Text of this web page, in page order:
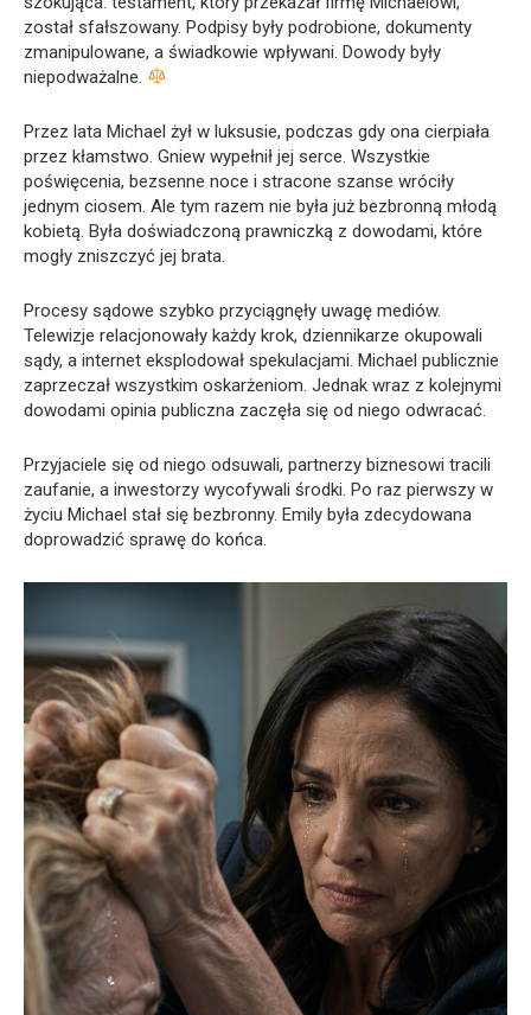
został sfałszowany. Podpisy były podrobione, dokumenty
zmanipulowane, a świadkowie wpływani. Dowody były
niepodważalne.
Przez lata Michael żył w luksusie, podczas gdy ona cierpiała
przez kłamstwo. Gniew wypełnił jej serce. Wszystkie
poświęcenia, bezsenne noce i stracone szanse wróciły
jednym ciosem. Ale tym razem nie była już bezbronną młodą
kobietą. Była doświadczoną prawniczką z dowodami, które
mogły zniszczyć jej brata.
Procesy sądowe szybko przyciągnęły uwagę mediów.
Telewizje relacjonowały każdy krok, dziennikarze okupowali
sądy, a internet eksplodował spekulacjami. Michael publicznie
zaprzeczał wszystkim oskarżeniom. Jednak wraz z kolejnymi
dowodami opinia publiczna zaczęła się od niego odwracać.
Przyjaciele się od niego odsuwali, partnerzy biznesowi tracili
zaufanie, a inwestorzy wycofywali środki. Po raz pierwszy w
życiu Michael stał się bezbronny. Emily była zdecydowana
doprowadzić sprawę do końca.